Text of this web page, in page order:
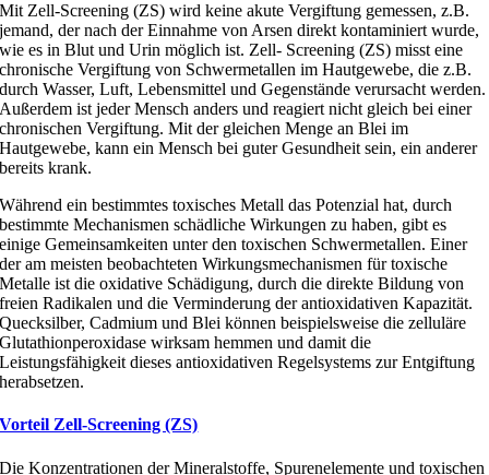
Mit Zell-Screening (ZS) wird keine akute Vergiftung gemessen, z.B.
jemand, der nach der Einnahme von Arsen direkt kontaminiert wurde,
wie es in Blut und Urin möglich ist. Zell- Screening (ZS) misst eine
chronische Vergiftung von Schwermetallen im Hautgewebe, die z.B.
durch Wasser, Luft, Lebensmittel und Gegenstände verursacht werden.
Außerdem ist jeder Mensch anders und reagiert nicht gleich bei einer
chronischen Vergiftung. Mit der gleichen Menge an Blei im
Hautgewebe, kann ein Mensch bei guter Gesundheit sein, ein anderer
bereits krank.
Während ein bestimmtes toxisches Metall das Potenzial hat, durch
bestimmte Mechanismen schädliche Wirkungen zu haben, gibt es
einige Gemeinsamkeiten unter den toxischen Schwermetallen. Einer
der am meisten beobachteten Wirkungsmechanismen für toxische
Metalle ist die oxidative Schädigung, durch die direkte Bildung von
freien Radikalen und die Verminderung der antioxidativen Kapazität.
Quecksilber, Cadmium und Blei können beispielsweise die zelluläre
Glutathionperoxidase wirksam hemmen und damit die
Leistungsfähigkeit dieses antioxidativen Regelsystems zur Entgiftung
herabsetzen.
Vorteil Zell-Screening (ZS)
Die Konzentrationen der Mineralstoffe, Spurenelemente und toxischen